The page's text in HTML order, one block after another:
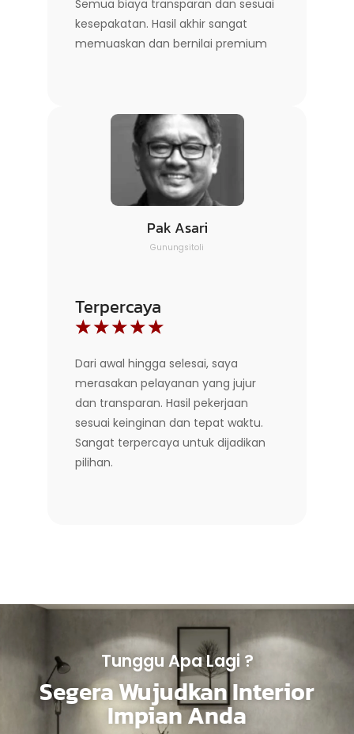
Semua biaya transparan dan sesuai
kesepakatan. Hasil akhir sangat
memuaskan dan bernilai premium
Pak Asari
Gunungsitoli
Terpercaya
☆☆☆☆☆
Dari awal hingga selesai, saya
merasakan pelayanan yang jujur
dan transparan. Hasil pekerjaan
sesuai keinginan dan tepat waktu.
Sangat terpercaya untuk dijadikan
pilihan.
Tunggu Apa Lagi ?
Segera Wujudkan Interior
Impian Anda